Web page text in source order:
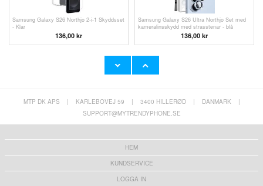
Samsung Galaxy S26 Northjo 2-i-1 Skyddsset
- Klar
136,00 kr
Samsung Galaxy S26 Ultra Northjo Set med
kameralinsskydd med strasstenar - blå
136,00 kr
Samsung Galaxy S26 Ultra Magnetiskt skal
med skärmskydd i härdat glas - MagSafe-
MTP DK APS | KARLEBOVEJ 59 | 3400 HILLERØD | DANMARK
|
SUPPORT@MYTRENDYPHONE.SE
HEM
KUNDSERVICE
LOGGA IN